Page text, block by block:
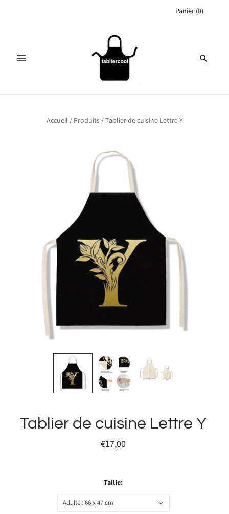
Panier (0)
Accueil / Produits/Tablier de cuisine Lettre Y
Tablier de cuisine Lettre Y
€17,00
Taille:
Adulte : 66 x 47 cm